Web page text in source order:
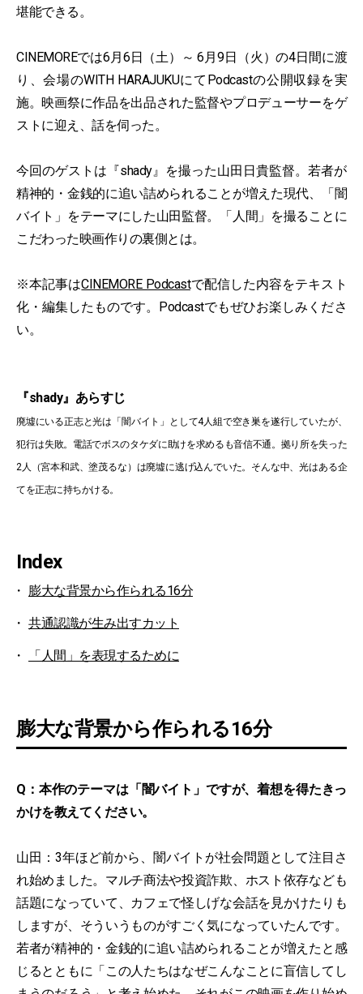
堪能できる。
CINEMOREでは6月6日（土）～ 6月9日（火）の4日間に渡
り、会場のWITH HARAJUKUにてPodcastの公開収録を実
施。映画祭に作品を出品された監督やプロデューサーをゲ
ストに迎え、話を伺った。
今回のゲストは『shady』を撮った山田日貴監督。若者が
精神的・金銭的に追い詰められることが増えた現代、「闇
バイト」をテーマにした山田監督。「人間」を撮ることに
こだわった映画作りの裏側とは。
※本記事はCINEMORE Podcastで配信した内容をテキスト
化・編集したものです。Podcastでもぜひお楽しみくださ
い。
『shady』あらすじ
廃墟にいる正志と光は「闇バイト」として4人組で空き巣を遂行していたが、
犯行は失敗。電話でボスのタケダに助けを求めるも音信不通。拠り所を失った
2人（宮本和武、塗茂るな）は廃墟に逃げ込んでいた。そんな中、光はある企
てを正志に持ちかける。
Index
膨大な背景から作られる16分
共通認識が生み出すカット
「人間」を表現するために
膨大な背景から作られる16分
Q：本作のテーマは「闇バイト」ですが、着想を得たきっ
かけを教えてください。
山田：3年ほど前から、闇バイトが社会問題として注目さ
れ始めました。マルチ商法や投資詐欺、ホスト依存なども
話題になっていて、カフェで怪しげな会話を見かけたりも
しますが、そういうものがすごく気になっていたんです。
若者が精神的・金銭的に追い詰められることが増えたと感
じるとともに「この人たちはなぜこんなことに盲信してし